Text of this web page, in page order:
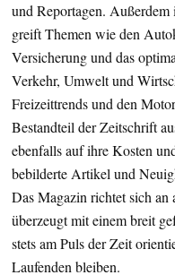
und Reportagen.
greift Themen wie den
Versicherung und das
Verkehr, Umwelt und
Freizeittrends und den
Bestandteil der Zeitschrift
ebenfalls auf ihre Kosten
bebilderte Artikel und
Das Magazin richtet sich
überzeugt mit einem breit
stets am Puls der Zeit
Laufenden bleiben.